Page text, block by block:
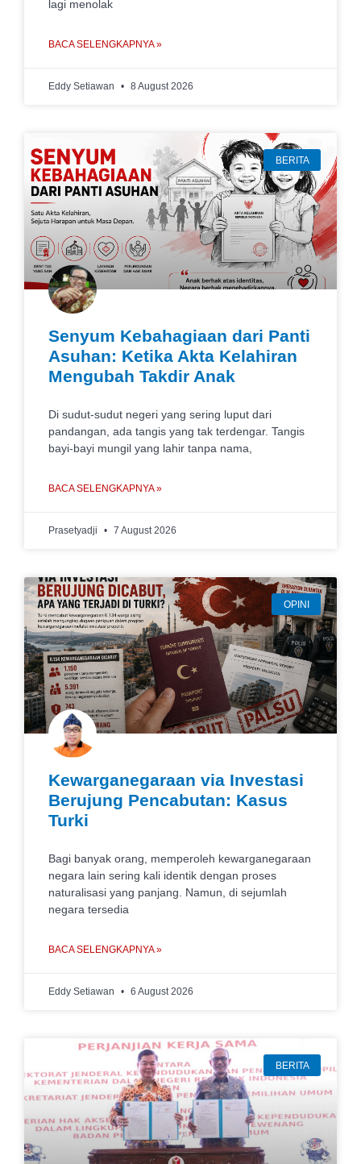
lagi menolak
BACA SELENGKAPNYA »
Eddy Setiawan 8 August 2026
BERITA
Senyum Kebahagiaan dari Panti
Asuhan: Ketika Akta Kelahiran
Mengubah Takdir Anak
Di sudut-sudut negeri yang sering luput dari
pandangan, ada tangis yang tak terdengar. Tangis
bayi-bayi mungil yang lahir tanpa nama,
BACA SELENGKAPNYA »
Prasetyadji 7 August 2026
OPINI
Kewarganegaraan via Investasi
Berujung Pencabutan: Kasus
Turki
Bagi banyak orang, memperoleh kewarganegaraan
negara lain sering kali identik dengan proses
naturalisasi yang panjang. Namun, di sejumlah
negara tersedia
BACA SELENGKAPNYA »
Eddy Setiawan 6 August 2026
BERITA